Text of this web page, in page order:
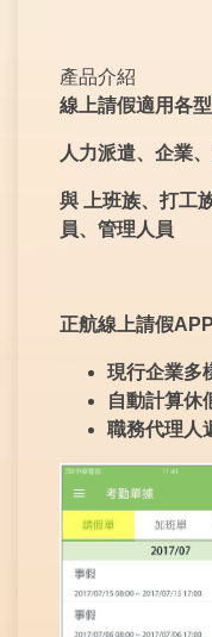
產品介紹
線上請假適用各
人力派遣、企業
與 上班族、打工
員、管理人員
正航線上請假APP
現行企業多
自動計算休
職務代理人